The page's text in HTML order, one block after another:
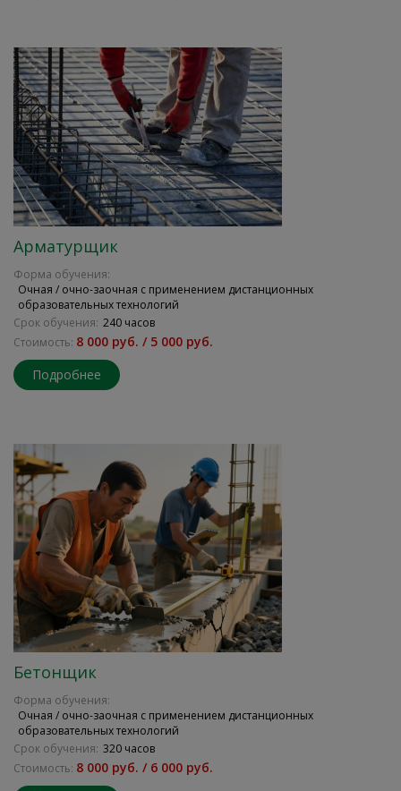
Арматурщик
Форма обучения:
Очная / очно-заочная с применением дистанционных
образовательных технологий
Срок обучения: 240 часов
Стоимость: 8 000 руб. / 5 000 руб.
Подробнее
Бетонщик
Форма обучения:
Очная / очно-заочная с применением дистанционных
образовательных технологий
Срок обучения: 320 часов
Стоимость: 8 000 руб. / 6 000 руб.